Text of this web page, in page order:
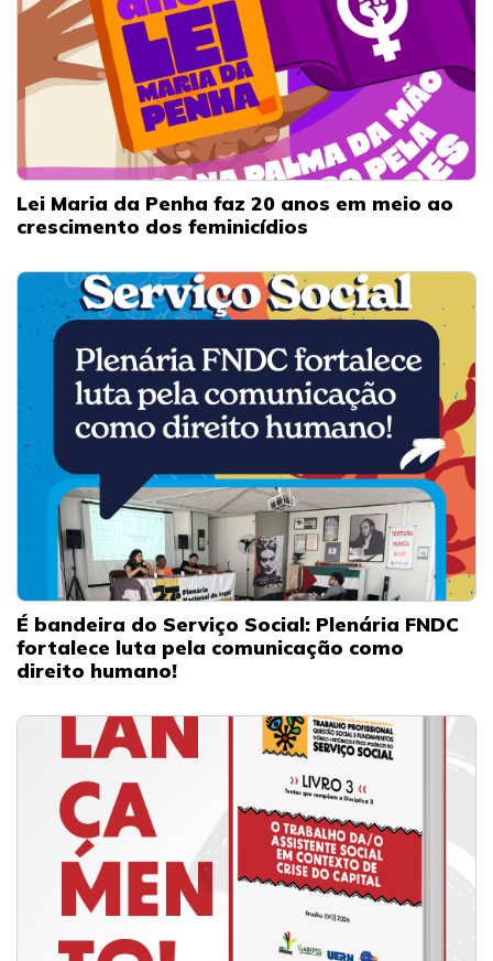
Lei Maria da Penha faz 20 anos em meio ao
crescimento dos feminicídios
É bandeira do Serviço Social: Plenária FNDC
fortalece luta pela comunicação como
direito humano!